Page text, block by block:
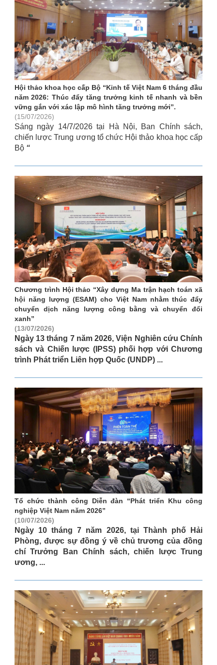
Hội thảo khoa học cấp Bộ “Kinh tế Việt Nam 6 tháng đầu
năm 2026: Thúc đẩy tăng trưởng kinh tế nhanh và bền
vững gắn với xác lập mô hình tăng trưởng mới”.
(15/07/2026)
Sáng ngày 14/7/2026 tại Hà Nội, Ban Chính sách,
chiến lược Trung ương tổ chức Hội thảo khoa học cấp
Bộ “
Chương trình Hội thảo “Xây dựng Ma trận hạch toán xã
hội năng lượng (ESAM) cho Việt Nam nhằm thúc đẩy
chuyển dịch năng lượng công bằng và chuyển đổi
xanh”
(13/07/2026)
Ngày 13 tháng 7 năm 2026, Viện Nghiên cứu Chính
sách và Chiến lược (IPSS) phối hợp với Chương
trình Phát triển Liên hợp Quốc (UNDP) ...
Tổ chức thành công Diễn đàn “Phát triển Khu công
nghiệp Việt Nam năm 2026”
(10/07/2026)
Ngày 10 tháng 7 năm 2026, tại Thành phố Hải
Phòng, được sự đồng ý về chủ trương của đồng
chí Trưởng Ban Chính sách, chiến lược Trung
ương, ...